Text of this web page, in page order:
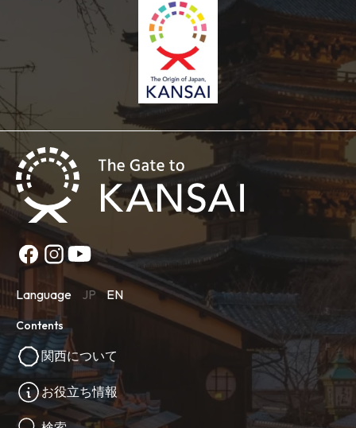
Language JP EN
Contents
関西について
お役立ち情報